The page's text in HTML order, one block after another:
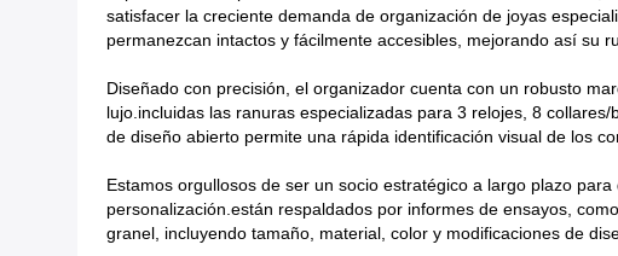
satisfacer la creciente demanda de organización de joyas
permanezcan intactos y fácilmente accesibles, mejorando así su
Diseñado con precisión, el organizador cuenta con un robusto
lujo.incluidas las ranuras especializadas para 3 relojes, 8
de diseño abierto permite una rápida identificación visual de los
Estamos orgullosos de ser un socio estratégico a largo plazo
personalización.están respaldados por informes de ensayos,
granel, incluyendo tamaño, material, color y modificaciones de